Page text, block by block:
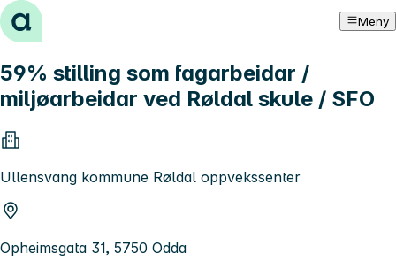
Hopp til innhold Meny
59% stilling som fagarbeidar /
miljøarbeidar ved Røldal skule / SFO
Ullensvang kommune Røldal oppvekssenter
Opheimsgata 31, 5750 Odda